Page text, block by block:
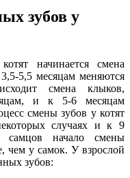
зубов у
начинается смена
5,5 месяцам меняются
смена клыков,
и к 5-6 месяцам
смены зубов у котят
случаях и к 9
самцов начало смены
чем у самок. У взрослой
зубов: